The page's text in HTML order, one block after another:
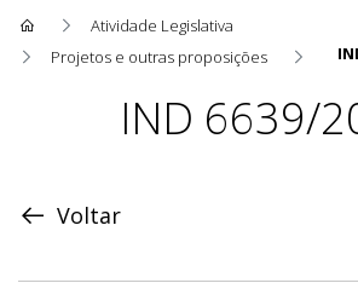
Atividade Legislativa
Projetos e outras proposições
ProposiçãoIND 6639/
Voltar